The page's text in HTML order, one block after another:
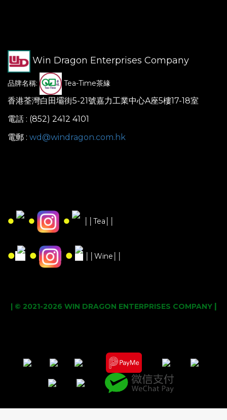
Win Dragon Enterprises Company
品牌名稱: Tea-Time茶緣
香港荃灣白田壩街5-21號嘉力工業中心A座5樓17-18室
電話 : (852) 2412 4101
電郵 : wd@windragon.com.hk
● ● ● ││Tea││
● ● ● ││Wine││
| © 2021-2026 WIN DRAGON ENTERPRISES COMPANY |